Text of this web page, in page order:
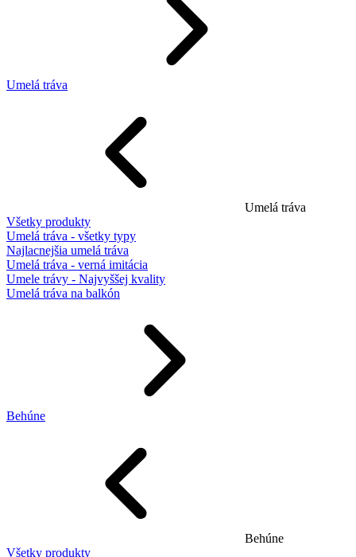
Umelá tráva
Umelá tráva
Všetky produkty
Umelá tráva - všetky typy
Najlacnejšia umelá tráva
Umelá tráva - verná imitácia
Umele trávy - Najvyššej kvality
Umelá tráva na balkón
Behúne
Behúne
Všetky produkty